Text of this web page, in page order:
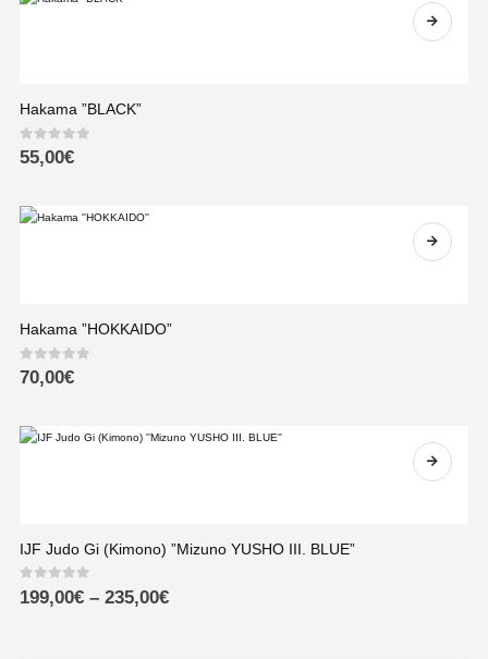
Hakama ”BLACK”
0out of 5
55,00€
Hakama ”HOKKAIDO”
0out of 5
70,00€
IJF Judo Gi (Kimono) ”Mizuno YUSHO III. BLUE”
0out of 5
199,00€ – 235,00€